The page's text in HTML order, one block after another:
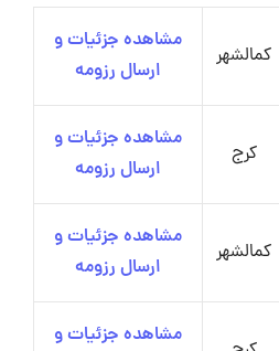
کمالشهر
مشاهده جزئیات و
ارسال رزومه
کرج
مشاهده جزئیات و
ارسال رزومه
کمالشهر
مشاهده جزئیات و
ارسال رزومه
مشاهده جزئیات و